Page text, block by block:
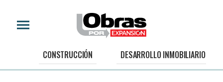
CONSTRUCCIÓN DESARROLLO INMOBILIARIO